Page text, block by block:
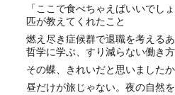
「ここで食べちゃえばいいでし
匹が教えてくれたこと
燃え尽き症候群で退職を考える
哲学に学ぶ、すり減らない働き方
その蝶、きれいだと思いました
昼だけが旅じゃない。夜の自然